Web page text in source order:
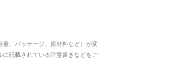
、パッケージ、原材料など）が変
記載されている注意書きなどをご